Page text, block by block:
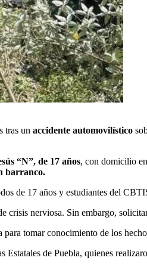
tras un accidente automovilístico
“N”, de 17 años, con domicilio
barranco.
de 17 años y estudiantes del
crisis nerviosa. Sin embargo,
tomar conocimiento de los
de Puebla, quienes